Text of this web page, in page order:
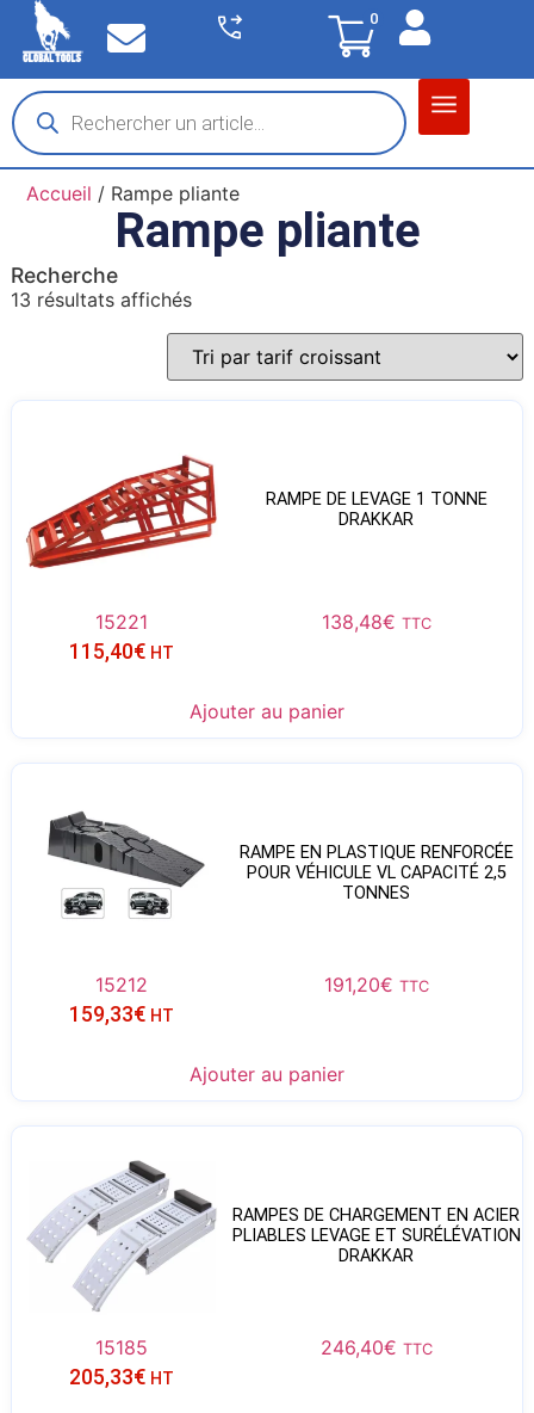
0
Accueil / Rampe pliante
Rampe pliante
Recherche
13 résultats affichés
RAMPE DE LEVAGE 1 TONNE
DRAKKAR
15221 138,48€ TTC
115,40€ HT
Ajouter au panier
RAMPE EN PLASTIQUE RENFORCÉE
POUR VÉHICULE VL CAPACITÉ 2,5
TONNES
15212 191,20€ TTC
159,33€ HT
Ajouter au panier
RAMPES DE CHARGEMENT EN ACIER
PLIABLES LEVAGE ET SURÉLÉVATION
DRAKKAR
15185 246,40€ TTC
205,33€ HT